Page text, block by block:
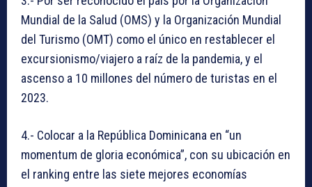
Mundial de la Salud (OMS) y la Organización Mundial
del Turismo (OMT) como el único en restablecer el
excursionismo/viajero a raíz de la pandemia, y el
ascenso a 10 millones del número de turistas en el
2023.
4.- Colocar a la República Dominicana en “un
momentum de gloria económica”, con su ubicación en
el ranking entre las siete mejores economías